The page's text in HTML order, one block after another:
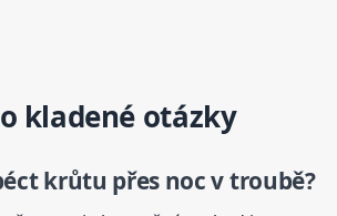
kladené otázky
krůtu přes noc v troubě?